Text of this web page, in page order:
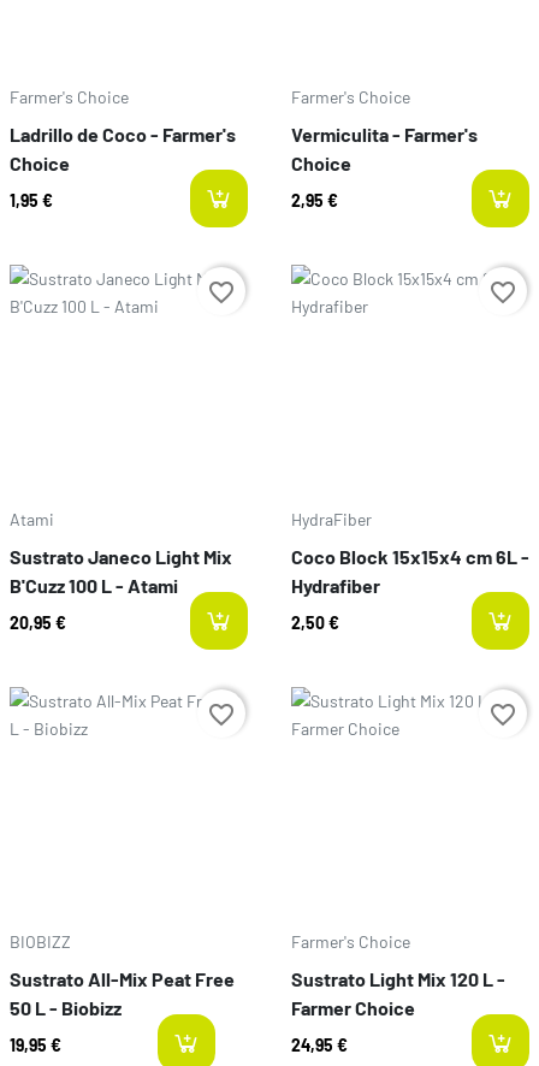
Humus
Farmer's Choice
Ladrillo de Coco - Farmer's
Choice
1,95 €
Farmer's Choice
Vermiculita - Farmer's
Choice
2,95 €
Preço
Atami
Sustrato Janeco Light Mix
B'Cuzz 100 L - Atami
20,95 €
favorite_border Preço
HydraFiber
Coco Block 15x15x4 cm 6L -
Hydrafiber
2,50 €
favorite_border
Preço
BIOBIZZ
Sustrato All-Mix Peat Free
50 L - Biobizz
19,95 € last-items
favorite_border Preço
Farmer's Choice
Sustrato Light Mix 120 L -
Farmer Choice
24,95 €
favorite_border